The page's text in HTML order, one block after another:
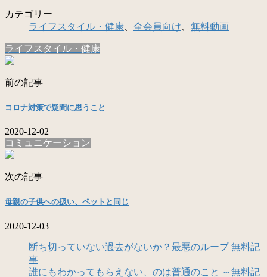
カテゴリー
ライフスタイル・健康
全会員向け 無料動画
ライフスタイル・健康
前の記事
コロナ対策で疑問に思うこと
2020-12-02
コミュニケーション
次の記事
母親の子供への扱い、ペットと同じ
2020-12-03
断ち切っていない過去がないか？最悪のループ 無料記
事
誰にもわかってもらえない、のは普通のこと ～無料記